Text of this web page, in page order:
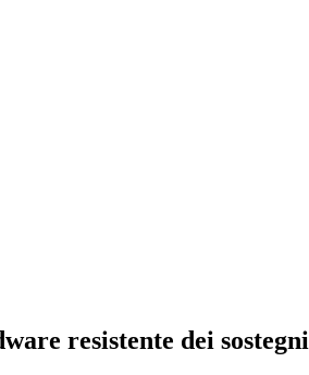
resistente dei sostegni